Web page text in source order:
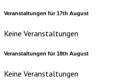
Veranstaltungen für17th August
Keine Veranstaltungen
Veranstaltungen für18th August
Keine Veranstaltungen